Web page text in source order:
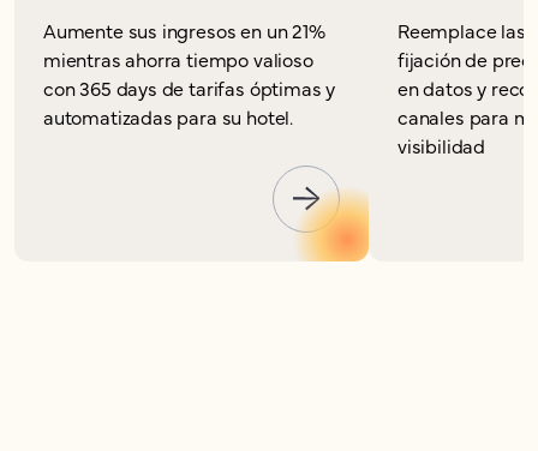
Aumente sus ingresos en un 21%
mientras ahorra tiempo valioso
con 365 days de tarifas óptimas y
automatizadas para su hotel.
Reemplace las
fijación de
en datos y
canales para
visibilidad